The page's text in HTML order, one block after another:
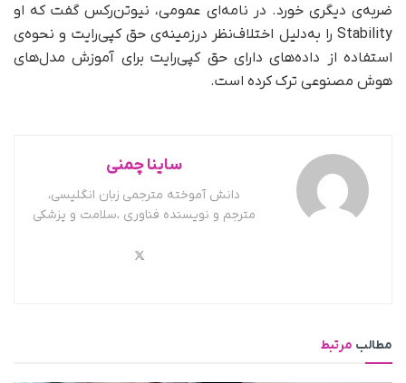
ضربه‌ی دیگری خورد. در نامه‌ای عمومی، نیوتن‌رکس گفت که او
Stability را به‌دلیل اختلاف‌نظر درزمینه‌ی حق کپی‌رایت و نحوه‌ی
استفاده از داده‌های دارای حق کپی‌رایت برای آموزش مدل‌های
هوش مصنوعی ترک کرده است.
ساینا چمنی
دانش آموخته مترجمی زبان انگلیسی،
مترجم و نویسنده فناوری ،سلامت و پزشکی
مطالب مرتبط